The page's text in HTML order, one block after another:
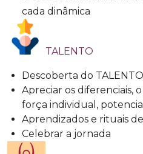
cada dinâmica
TALENTO
Descoberta do
Apreciar os diferenciais,
força individual,
Aprendizados e rituais
Celebrar a jornada